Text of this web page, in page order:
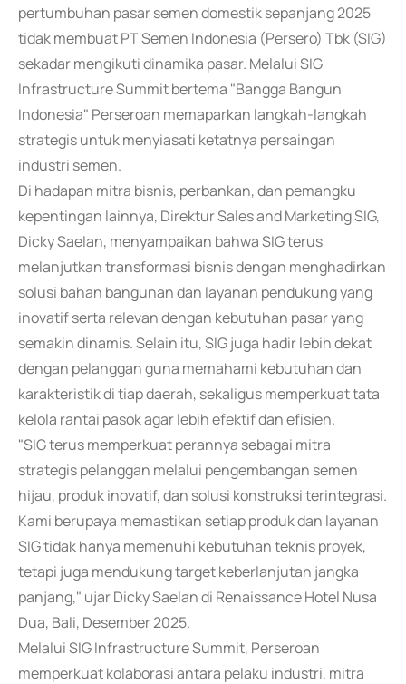
pertumbuhan pasar semen domestik sepanjang 2025
tidak membuat PT Semen Indonesia (Persero) Tbk (SIG)
sekadar mengikuti dinamika pasar. Melalui SIG
Infrastructure Summit bertema "Bangga Bangun
Indonesia" Perseroan memaparkan langkah-langkah
strategis untuk menyiasati ketatnya persaingan
industri semen.
Di hadapan mitra bisnis, perbankan, dan pemangku
kepentingan lainnya, Direktur Sales and Marketing SIG,
Dicky Saelan, menyampaikan bahwa SIG terus
melanjutkan transformasi bisnis dengan menghadirkan
solusi bahan bangunan dan layanan pendukung yang
inovatif serta relevan dengan kebutuhan pasar yang
semakin dinamis. Selain itu, SIG juga hadir lebih dekat
dengan pelanggan guna memahami kebutuhan dan
karakteristik di tiap daerah, sekaligus memperkuat tata
kelola rantai pasok agar lebih efektif dan efisien.
"SIG terus memperkuat perannya sebagai mitra
strategis pelanggan melalui pengembangan semen
hijau, produk inovatif, dan solusi konstruksi terintegrasi.
Kami berupaya memastikan setiap produk dan layanan
SIG tidak hanya memenuhi kebutuhan teknis proyek,
tetapi juga mendukung target keberlanjutan jangka
panjang," ujar Dicky Saelan di Renaissance Hotel Nusa
Dua, Bali, Desember 2025.
Melalui SIG Infrastructure Summit, Perseroan
memperkuat kolaborasi antara pelaku industri, mitra